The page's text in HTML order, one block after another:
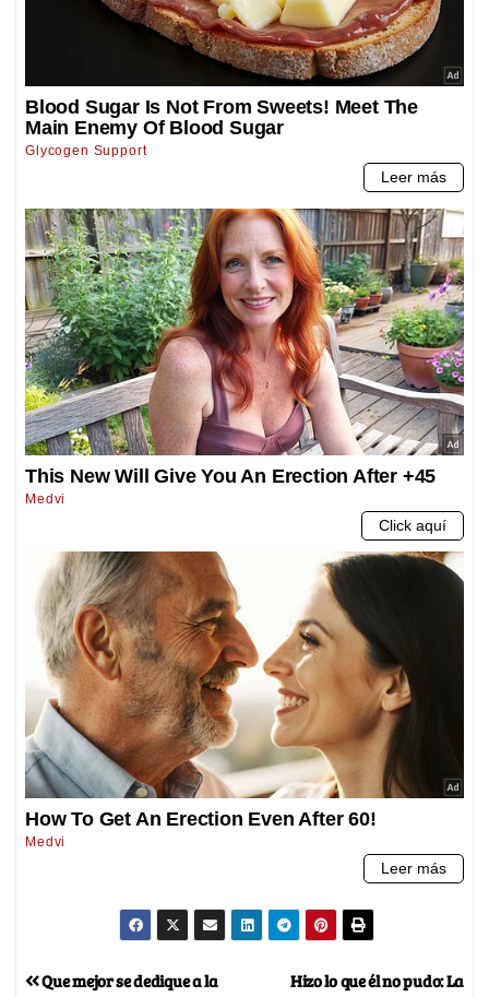
Hizo lo que él no pudo: La
Que mejor se dedique a la